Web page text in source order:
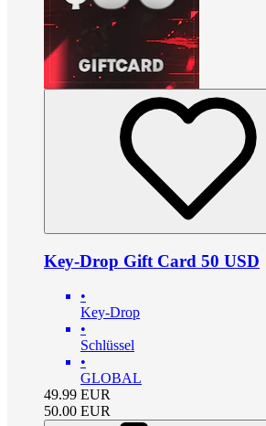
Key-Drop Gift Card 50 USD
•
Key-Drop
•
Schlüssel
•
GLOBAL
49.99 EUR
50.00 EUR